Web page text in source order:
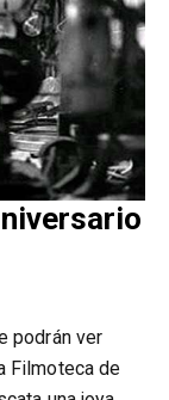
podrán ver
Filmoteca de